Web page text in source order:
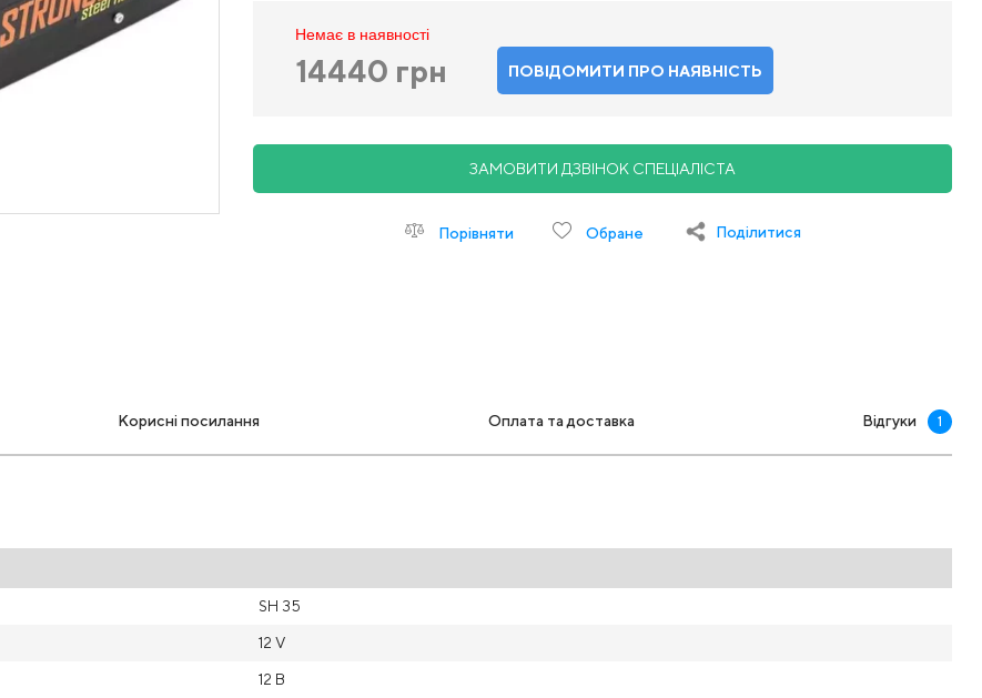
Немає в наявності
14440 грн ПОВІДОМИТИ ПРО НАЯВНІСТЬ
ЗАМОВИТИ ДЗВІНОК СПЕЦІАЛІСТА
Порівняти Обране Поділитися
Корисні посилання Оплата та доставка Відгуки 1
SH 35
12 V
12 В